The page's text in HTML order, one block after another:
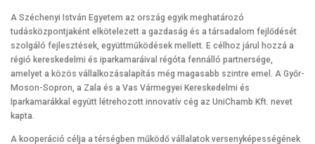
A Széchenyi István Egyetem az ország egyik meghatározó
tudásközpontjaként elkötelezett a gazdaság és a társadalom fejlődését
szolgáló fejlesztések, együttműködések mellett. E célhoz járul hozzá a
régió kereskedelmi és iparkamaráival régóta fennálló partnersége,
amelyet a közös vállalkozásalapítás még magasabb szintre emel. A Győr-
Moson-Sopron, a Zala és a Vas Vármegyei Kereskedelmi és
Iparkamarákkal együtt létrehozott innovatív cég az UniChamb Kft. nevet
kapta.
A kooperáció célja a térségben működő vállalatok versenyképességének